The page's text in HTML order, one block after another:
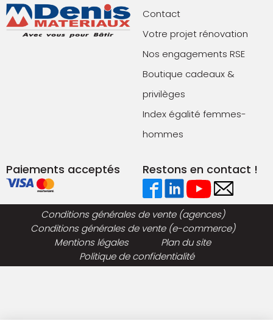
Contact
Votre projet rénovation
Nos engagements RSE
Boutique cadeaux &
privilèges
Index égalité femmes-
hommes
Paiements acceptés Restons en contact !
Conditions générales de vente (agences)
Conditions générales de vente (e-commerce)
Mentions légales
Plan du site
Politique de confidentialité